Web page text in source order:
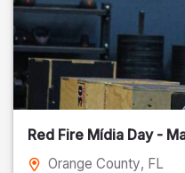
Red Fire Mídia Day -
Orange County, FL